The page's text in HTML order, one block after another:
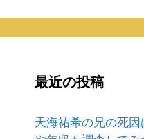
最近の投稿
天海祐希の兄の死